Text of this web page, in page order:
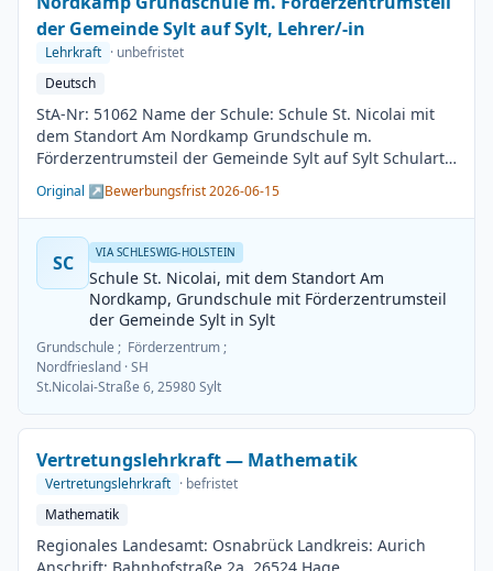
der Gemeinde Sylt auf Sylt, Lehrer/-in
Lehrkraft · unbefristet
Deutsch
StA-Nr: 51062 Name der Schule: Schule St. Nicolai mit
dem Standort Am Nordkamp Grundschule m.
Förderzentrumsteil der Gemeinde Sylt auf Sylt Schulart:
Grundschule Kreis / Kreisfreie Stadt: Nordfriesland
BesGr / EntGr: Besoldungsgruppe A13 1. Fach: Deutsch
2. Fach: beliebig Beschäftigungsdauer: Unbefristet
Arbeitsumfang: Teilzeit möglich Besetzungstermin:
01.08.2026 Bewerbungsschluss: 15.06.2026
Veröffentlichung: 01.06.2026
Original ↗Bewerbungsfrist 2026-06-15
SC VIA SCHLESWIG-HOLSTEIN
Schule St. Nicolai, mit dem Standort Am
Nordkamp, Grundschule mit Förderzentrumsteil
der Gemeinde Sylt in Sylt
Grundschule ; Förderzentrum ;
Nordfriesland · SH
St.Nicolai-Straße 6, 25980 Sylt
Vertretungslehrkraft — Mathematik
Vertretungslehrkraft · befristet
Mathematik
Regionales Landesamt: Osnabrück Landkreis: Aurich